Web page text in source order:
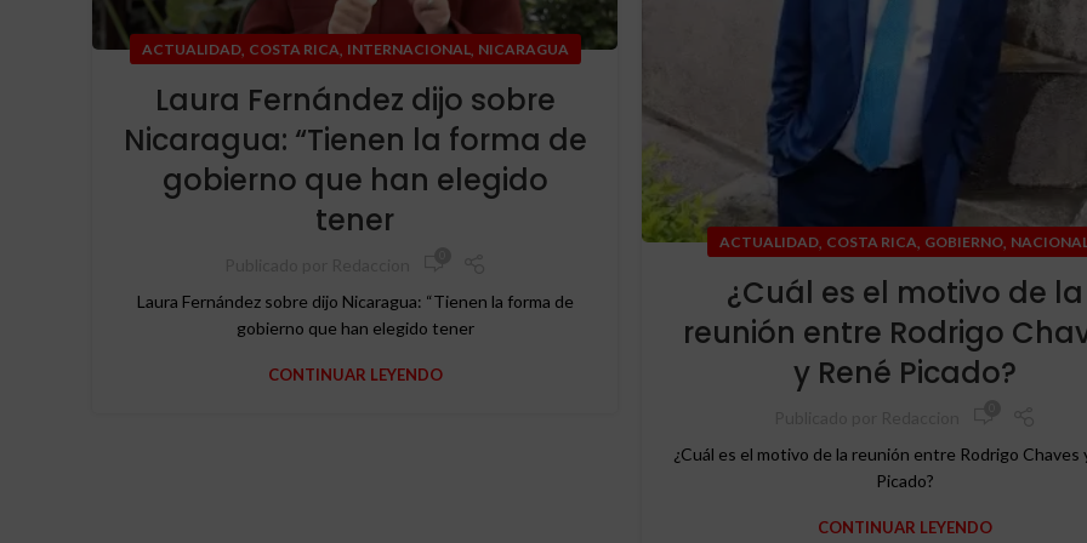
ACTUALIDAD, COSTA RICA, INTERNACIONAL, NICARAGUA
Laura Fernández dijo sobre
Nicaragua: “Tienen la forma de
gobierno que han elegido
tener
Laura Fernández sobre dijo Nicaragua: “Tienen la forma de
gobierno que han elegido tener
CONTINUAR LEYENDO
ACTUALIDAD, COSTA RICA, GOBIERNO,
¿Cuál es el motivo de la
reunión entre Rodrigo
y René Picado?
¿Cuál es el motivo de la reunión entre Rodrigo Chaves
Picado?
CONTINUAR LEYENDO